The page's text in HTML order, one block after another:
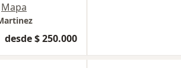
Mapa
desde $ 250.000